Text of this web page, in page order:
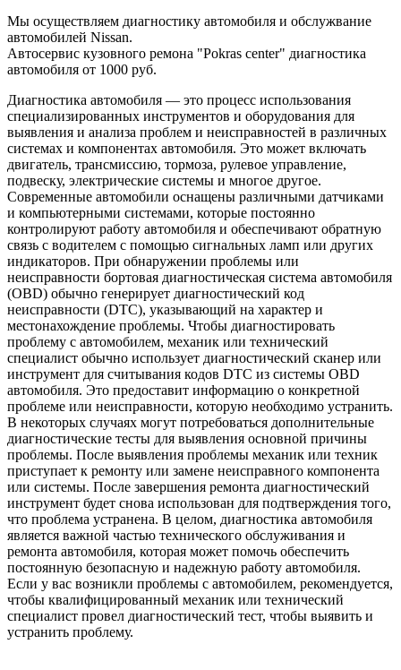
Мы осуществляем диагностику автомобиля и обслужвание
автомобилей Nissan.
Автосервис кузовного ремона "Pokras center" диагностика
автомобиля от 1000 руб.
Диагностика автомобиля — это процесс использования
специализированных инструментов и оборудования для
выявления и анализа проблем и неисправностей в различных
системах и компонентах автомобиля. Это может включать
двигатель, трансмиссию, тормоза, рулевое управление,
подвеску, электрические системы и многое другое.
Современные автомобили оснащены различными датчиками
и компьютерными системами, которые постоянно
контролируют работу автомобиля и обеспечивают обратную
связь с водителем с помощью сигнальных ламп или других
индикаторов. При обнаружении проблемы или
неисправности бортовая диагностическая система автомобиля
(OBD) обычно генерирует диагностический код
неисправности (DTC), указывающий на характер и
местонахождение проблемы. Чтобы диагностировать
проблему с автомобилем, механик или технический
специалист обычно использует диагностический сканер или
инструмент для считывания кодов DTC из системы OBD
автомобиля. Это предоставит информацию о конкретной
проблеме или неисправности, которую необходимо устранить.
В некоторых случаях могут потребоваться дополнительные
диагностические тесты для выявления основной причины
проблемы. После выявления проблемы механик или техник
приступает к ремонту или замене неисправного компонента
или системы. После завершения ремонта диагностический
инструмент будет снова использован для подтверждения того,
что проблема устранена. В целом, диагностика автомобиля
является важной частью технического обслуживания и
ремонта автомобиля, которая может помочь обеспечить
постоянную безопасную и надежную работу автомобиля.
Если у вас возникли проблемы с автомобилем, рекомендуется,
чтобы квалифицированный механик или технический
специалист провел диагностический тест, чтобы выявить и
устранить проблему.